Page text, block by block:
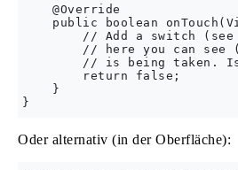
    @Override
public boolean
// Add a switch
// here you can see
// is being taken.
        return false;
    }
Oder alternativ (in der Oberfläche):